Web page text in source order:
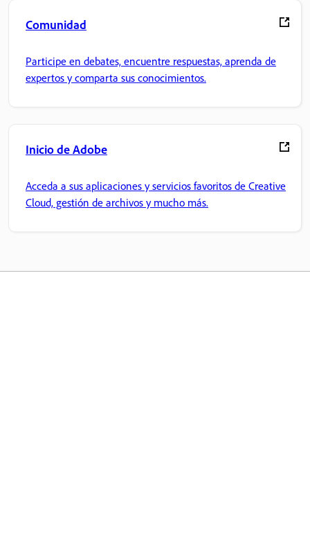
Comunidad
Participe en debates, encuentre respuestas, aprenda de
expertos y comparta sus conocimientos.
Inicio de Adobe
Acceda a sus aplicaciones y servicios favoritos de Creative
Cloud, gestión de archivos y mucho más.